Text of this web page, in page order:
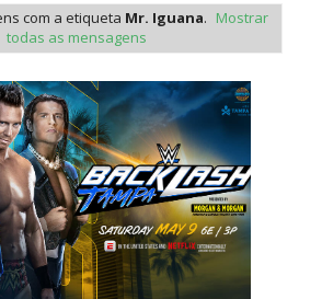
Raw 03 Aug 2026
2026 - Sunday
com a etiqueta Mr. Iguana. Mostrar
todas as mensagens